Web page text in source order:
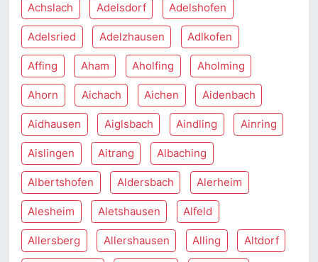
Achslach Adelsdorf Adelshofen
Adelsried Adelzhausen Adlkofen
Affing Aham Aholfing Aholming
Ahorn Aichach Aichen Aidenbach
Aidhausen Aiglsbach Aindling Ainring
Aislingen Aitrang Albaching
Albertshofen Aldersbach Alerheim
Alesheim Aletshausen Alfeld
Allersberg Allershausen Alling Altdorf